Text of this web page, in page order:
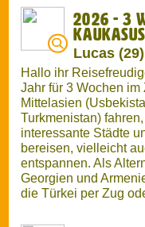
Mittelasien (Usbekistan,
Turkmenistan) fahren,
interessante Städte
bereisen, vielleicht auch
entspannen. Als
Georgien und
die Türkei per Zug oder
Suche
Urlaube
Janik (22)
Hey, da ich bis auf
möchte ich die Zeit